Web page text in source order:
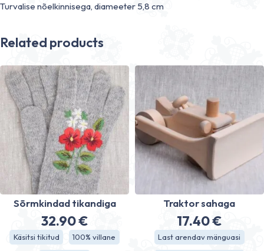
Turvalise nõelkinnisega, diameeter 5,8 cm
Related products
Sõrmkindad tikandiga
32.90€
Käsitsi tikitud 100% villane
Traktor sahaga
17.40€
Last arendav mänguasi